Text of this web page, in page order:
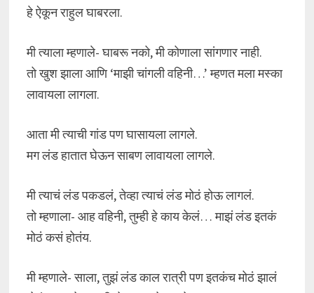
हे ऐकून राहुल घाबरला.
मी त्याला म्हणाले- घाबरू नको, मी कोणाला सांगणार नाही.
तो खुश झाला आणि ‘माझी चांगली वहिनी…’ म्हणत मला मस्का
लावायला लागला.
आता मी त्याची गांड पण घासायला लागले.
मग लंड हातात घेऊन साबण लावायला लागले.
मी त्याचं लंड पकडलं, तेव्हा त्याचं लंड मोठं होऊ लागलं.
तो म्हणाला- आह वहिनी, तुम्ही हे काय केलं… माझं लंड इतकं
मोठं कसं होतंय.
मी म्हणाले- साला, तुझं लंड काल रात्री पण इतकंच मोठं झालं